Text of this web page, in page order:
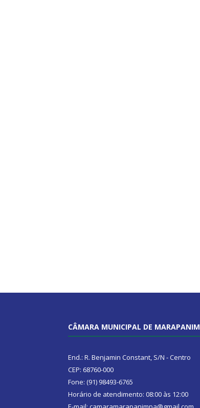
CÂMARA MUNICIPAL DE MARAPANIM
End.: R. Benjamin Constant, S/N - Centro
CEP: 68760-000
Fone: (91) 98493-6765
Horário de atendimento: 08:00 às 12:00